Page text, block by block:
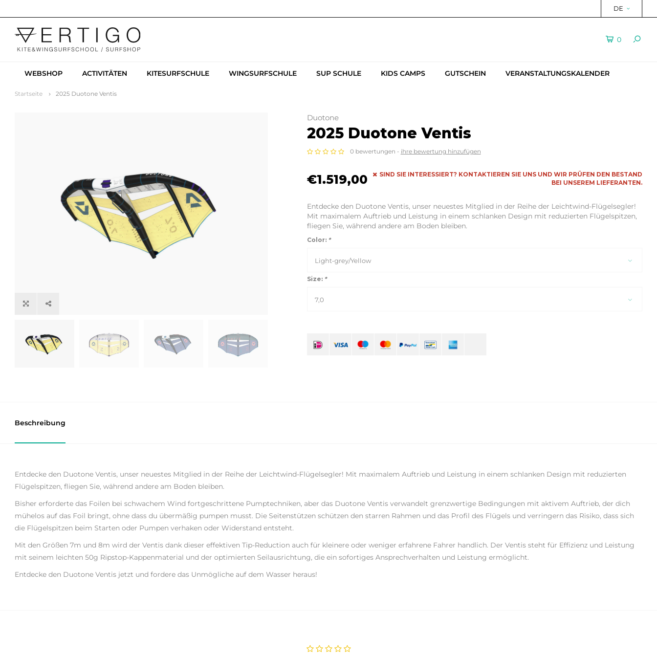
DE
0
WEBSHOP ACTIVITÄTEN KITESURFSCHULE WINGSURFSCHULE SUP SCHULE KIDS CAMPS GUTSCHEIN VERANSTALTUNGSKALENDER
Startseite 2025 Duotone Ventis
Duotone
2025 Duotone Ventis
0 bewertungen - ihre bewertung hinzufügen
€1.519,00
SIND SIE INTERESSIERT? KONTAKTIEREN SIE UNS UND WIR PRÜFEN DEN BESTAND
BEI UNSEREM LIEFERANTEN.
Entdecke den Duotone Ventis, unser neuestes Mitglied in der Reihe der Leichtwind-Flügelsegler!
Mit maximalem Auftrieb und Leistung in einem schlanken Design mit reduzierten Flügelspitzen,
fliegen Sie, während andere am Boden bleiben.
Color: *
Light-grey/Yellow
Size: *
7,0
Beschreibung
Entdecke den Duotone Ventis, unser neuestes Mitglied in der Reihe der Leichtwind-Flügelsegler! Mit maximalem Auftrieb und Leistung in einem schlanken Design mit reduzierten
Flügelspitzen, fliegen Sie, während andere am Boden bleiben.
Bisher erforderte das Foilen bei schwachem Wind fortgeschrittene Pumptechniken, aber das Duotone Ventis verwandelt grenzwertige Bedingungen mit aktivem Auftrieb, der dich
mühelos auf das Foil bringt, ohne dass du übermäßig pumpen musst. Die Seitenstützen schützen den starren Rahmen und das Profil des Flügels und verringern das Risiko, dass sich
die Flügelspitzen beim Starten oder Pumpen verhaken oder Widerstand entsteht.
Mit den Größen 7m und 8m wird der Ventis dank dieser effektiven Tip-Reduction auch für kleinere oder weniger erfahrene Fahrer handlich. Der Ventis steht für Effizienz und Leistung
mit seinem leichten 50g Ripstop-Kappenmaterial und der optimierten Seilausrichtung, die ein sofortiges Ansprechverhalten und Leistung ermöglicht.
Entdecke den Duotone Ventis jetzt und fordere das Unmögliche auf dem Wasser heraus!